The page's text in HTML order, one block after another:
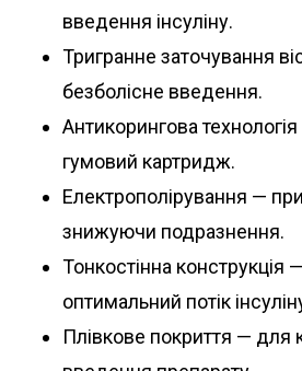
введення інсуліну.
Тригранне заточування
безболісне введення.
Антикорингова
гумовий картридж.
Електрополірування —
знижуючи подразнення.
Тонкостінна конструкція
оптимальний потік
Плівкове покриття — для